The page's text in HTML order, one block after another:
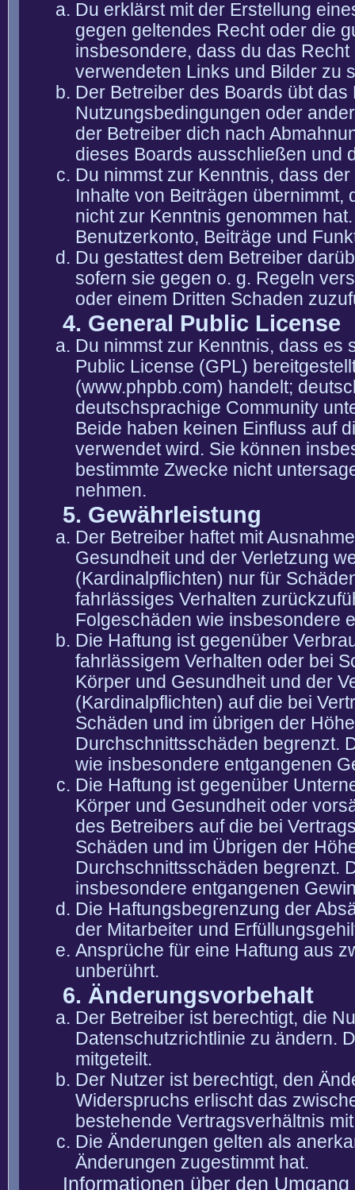
Du erklärst mit der Erstellung
gegen geltendes Recht oder die
insbesondere, dass du das
verwendeten Links und Bilder zu
Der Betreiber des Boards übt
Nutzungsbedingungen oder
der Betreiber dich nach
dieses Boards ausschließen und
Du nimmst zur Kenntnis, dass
Inhalte von Beiträgen übernimmt,
nicht zur Kenntnis genommen
Benutzerkonto, Beiträge und
Du gestattest dem Betreiber
sofern sie gegen o. g. Regeln
oder einem Dritten Schaden
4. General Public License
Du nimmst zur Kenntnis, dass es
Public License (GPL)
(www.phpbb.com) handelt;
deutschsprachige Community
Beide haben keinen Einfluss auf
verwendet wird. Sie können
bestimmte Zwecke nicht
nehmen.
5. Gewährleistung
Der Betreiber haftet mit
Gesundheit und der Verletzung
(Kardinalpflichten) nur für
fahrlässiges Verhalten
Folgeschäden wie insbesondere
Die Haftung ist gegenüber
fahrlässigem Verhalten oder bei
Körper und Gesundheit und der
(Kardinalpflichten) auf die bei
Schäden und im übrigen der
Durchschnittsschäden begrenzt.
wie insbesondere entgangenen
Die Haftung ist gegenüber
Körper und Gesundheit oder
des Betreibers auf die bei
Schäden und im Übrigen der
Durchschnittsschäden begrenzt.
insbesondere entgangenen
Die Haftungsbegrenzung der
der Mitarbeiter und
Ansprüche für eine Haftung aus
unberührt.
6. Änderungsvorbehalt
Der Betreiber ist berechtigt, die
Datenschutzrichtlinie zu ändern.
mitgeteilt.
Der Nutzer ist berechtigt, den
Widerspruchs erlischt das
bestehende Vertragsverhältnis
Die Änderungen gelten als
Änderungen zugestimmt hat.
Informationen über den